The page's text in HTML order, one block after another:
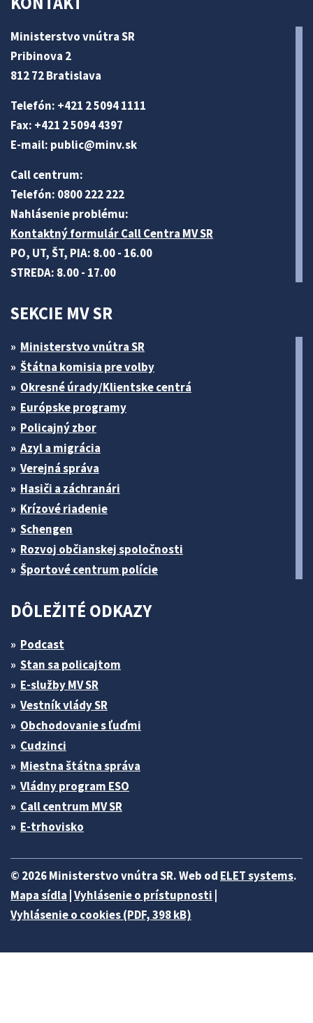
Ministerstvo vnútra SR
Pribinova 2
812 72 Bratislava
Telefón: +421 2 5094 1111
Fax: +421 2 5094 4397
E-mail: public@minv.sk
Call centrum:
Telefón: 0800 222 222
Nahlásenie problému:
Kontaktný formulár Call Centra MV SR
PO, UT, ŠT, PIA: 8.00 - 16.00
STREDA: 8.00 - 17.00
SEKCIE MV SR
Ministerstvo vnútra SR
Štátna komisia pre volby
Okresné úrady/Klientske centrá
Európske programy
Policajný zbor
Azyl a migrácia
Verejná správa
Hasiči a záchranári
Krízové riadenie
Schengen
Rozvoj občianskej spoločnosti
Športové centrum polície
DÔLEŽITÉ ODKAZY
Podcast
Stan sa policajtom
E-služby MV SR
Vestník vlády SR
Obchodovanie s ľuďmi
Cudzinci
Miestna štátna správa
Vládny program ESO
Call centrum MV SR
E-trhovisko
© 2026 Ministerstvo vnútra SR. Web od ELET systems.
Mapa sídla Vyhlásenie o prístupnosti
Vyhlásenie o cookies (PDF, 398 kB)